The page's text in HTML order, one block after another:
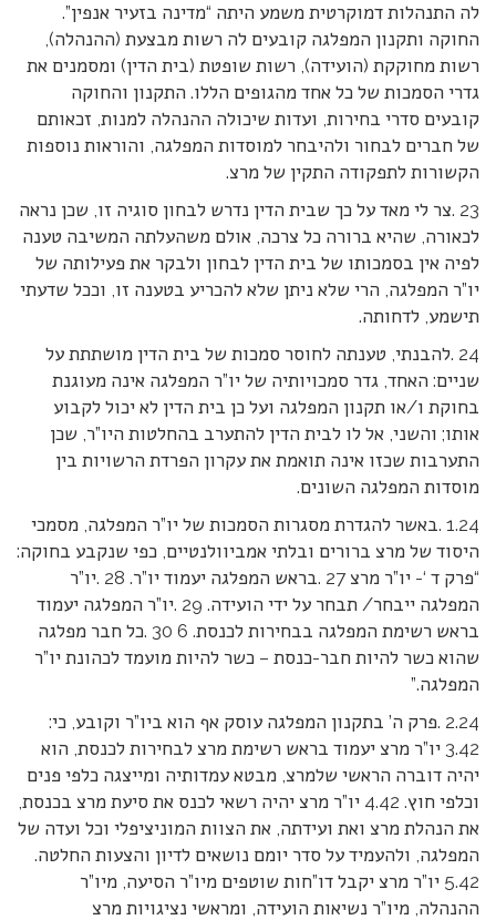
לה התנהלות דמוקרטית משמע היתה “מדינה בזעיר אנפין”.
החוקה ותקנון המפלגה קובעים לה רשות מבצעת (ההנהלה),
רשות מחוקקת (הועידה), רשות שופטת (בית הדין) ומסמנים את
גדרי הסמכות של כל אחד מהגופים הללו. התקנון והחוקה
קובעים סדרי בחירות, ועדות שיכולה ההנהלה למנות, זכאותם
של חברים לבחור ולהיבחר למוסדות המפלגה, והוראות נוספות
הקשורות לתפקודה התקין של מרצ.
23 .צר לי מאד על כך שבית הדין נדרש לבחון סוגיה זו, שכן נראה
לכאורה, שהיא ברורה כל צרכה, אולם משהעלתה המשיבה טענה
לפיה אין בסמכותו של בית הדין לבחון ולבקר את פעילותה של
יו”ר המפלגה, הרי שלא ניתן שלא להכריע בטענה זו, וככל שדעתי
תישמע, לדחותה.
24 .להבנתי, טענתה לחוסר סמכות של בית הדין מושתתת על
שניים: האחד, גדר סמכויותיה של יו”ר המפלגה אינה מעוגנת
בחוקת ו/או תקנון המפלגה ועל כן בית הדין לא יכול לקבוע
אותו; והשני, אל לו לבית הדין להתערב בהחלטות היו”ר, שכן
התערבות שכזו אינה תואמת את עקרון הפרדת הרשויות בין
מוסדות המפלגה השונים.
1.24 .באשר להגדרת מסגרות הסמכות של יו”ר המפלגה, מסמכי
היסוד של מרצ ברורים ובלתי אמביוולנטיים, כפי שנקבע בחוקה:
“פרק ד ‘- יו”ר מרצ 27 .בראש המפלגה יעמוד יו”ר. 28 .יו”ר
המפלגה ייבחר/ תבחר על ידי הועידה. 29 .יו”ר המפלגה יעמוד
בראש רשימת המפלגה בבחירות לכנסת. 6 30 .כל חבר מפלגה
שהוא כשר להיות חבר-כנסת – כשר להיות מועמד לכהונת יו”ר
המפלגה.”
2.24 .פרק ה’ בתקנון המפלגה עוסק אף הוא ביו”ר וקובע, כי:
3.42 יו”ר מרצ יעמוד בראש רשימת מרצ לבחירות לכנסת, הוא
יהיה דוברה הראשי שלמרצ, מבטא עמדותיה ומייצגה כלפי פנים
וכלפי חוץ. 4.42 יו”ר מרצ יהיה רשאי לכנס את סיעת מרצ בכנסת,
את הנהלת מרצ ואת ועידתה, את הצוות המוניציפלי וכל ועדה של
המפלגה, ולהעמיד על סדר יומם נושאים לדיון והצעות החלטה.
5.42 יו”ר מרצ יקבל דו”חות שוטפים מיו”ר הסיעה, מיו”ר
ההנהלה, מיו”ר נשיאות הועידה, ומראשי נציגויות מרצ